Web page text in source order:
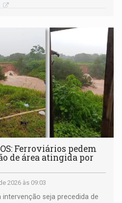
Ferroviários pedem
de área atingida por
2026 às 09:03
seja precedida de